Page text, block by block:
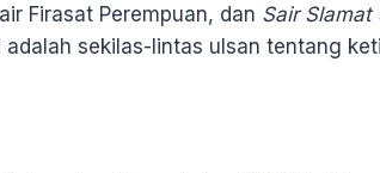
Firasat Perempuan, dan Sair Slamat
adalah sekilas-lintas ulsan tentang